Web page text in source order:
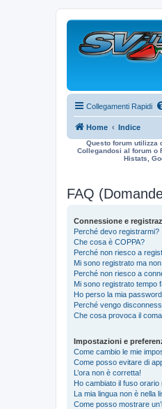
Collegamenti Rapidi
Home Indice
Questo forum utilizza
Collegandosi al forum o
Histats,
FAQ
Connessione e
Perché devo registrarmi?
Che cosa è COPPA?
Perché non riesco a
Mi sono registrato ma
Perché non riesco a
Mi sono registrato tempo
Ho perso la mia
Perché vengo
Che cosa provoca il
Impostazioni e
Come cambio le mie
Come posso evitare di
L’ora non è corretta!
Ho cambiato il fuso orario
La mia lingua non è nella
Come posso mostrare